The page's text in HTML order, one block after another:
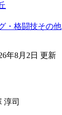
・格闘技その他
年8月2日 更新
淳司